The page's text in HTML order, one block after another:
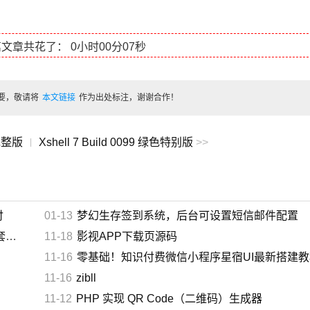
章共花了： 0小时00分08秒
，敬请将 本文链接 作为出处标注，谢谢合作！
版 Xshell 7 Build 0099 绿色特别版 >>
01-13 梦幻生存签到系统，后台可设置短信邮件配置
11-18 影视APP下载页源码
11-16 零基础！知识付费微信小程序星宿UI最新搭建教程，附带配
11-16 zibll
11-12 PHP 实现 QR Code（二维码）生成器